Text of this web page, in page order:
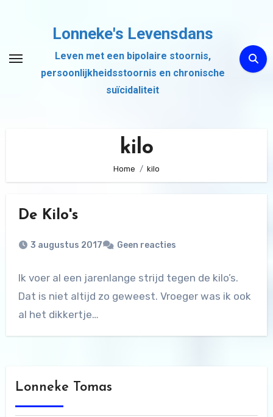
inhoud
Lonneke's Levensdans
Leven met een bipolaire stoornis,
persoonlijkheidsstoornis en chronische
suïcidaliteit
kilo
Home kilo
De Kilo's
3 augustus 2017 Geen reacties
Ik voer al een jarenlange strijd tegen de kilo’s.
Dat is niet altijd zo geweest. Vroeger was ik ook
al het dikkertje…
Lonneke Tomas